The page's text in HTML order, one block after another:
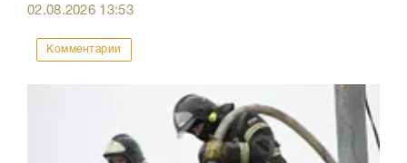
02.08.2026 13:53
Комментарии